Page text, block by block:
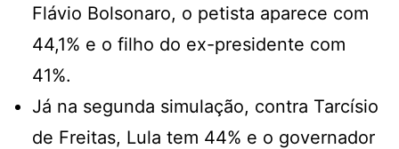
Flávio Bolsonaro, o petista aparece com
44,1% e o filho do ex-presidente com
41%.
Já na segunda simulação, contra Tarcísio
de Freitas, Lula tem 44% e o governador